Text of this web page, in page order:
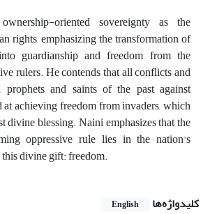
oriented sovereignty as the
rights, emphasizing the transformation of
guardianship and freedom from the
rulers. He contends that all conflicts and
prophets and saints of the past against
achieving freedom from invaders, which
divine blessing. Naini emphasizes that the
oppressive rule lies in the nation's
divine gift: freedom.
کلیدواژه‌ها English